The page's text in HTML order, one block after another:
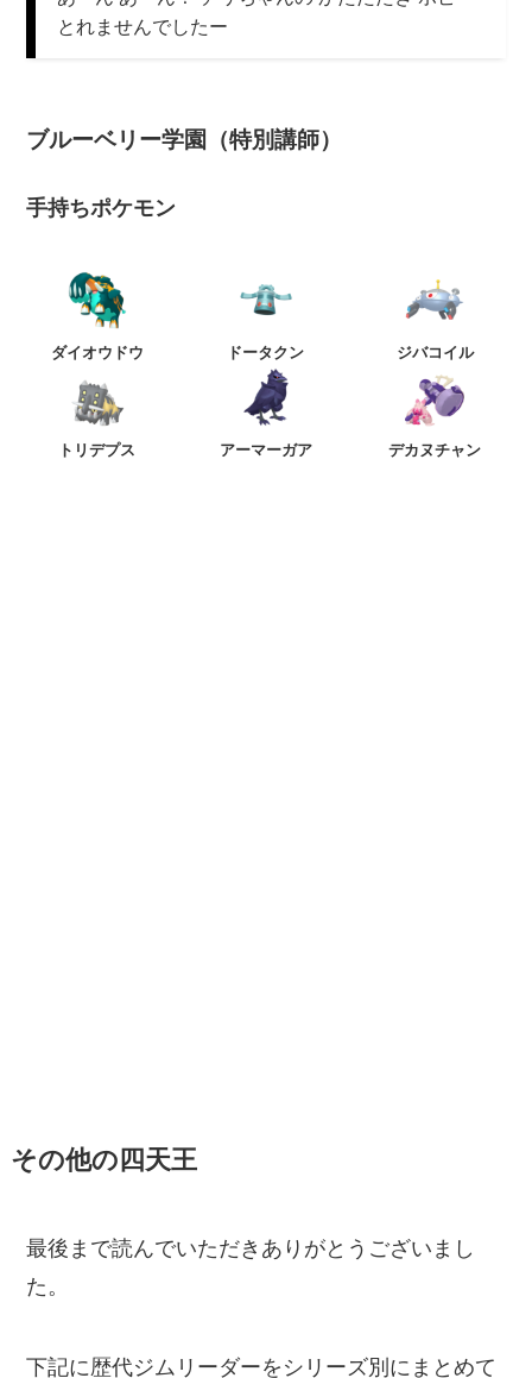
とれませんでしたー
ブルーベリー学園（特別講師）
手持ちポケモン
ダイオウドウ ドータクン ジバコイル
トリデプス アーマーガア デカヌチャン
その他の四天王
最後まで読んでいただきありがとうございまし
た。
下記に歴代ジムリーダーをシリーズ別にまとめて